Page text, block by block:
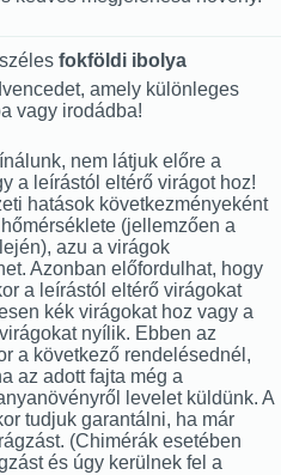
fokföldi ibolya
amely különleges
vagy irodádba!
nem látjuk előre a
a leírástól eltérő virágot hoz!
hatások következményeként
(jellemzően a
azu a virágok
Azonban előfordulhat, hogy
a leírástól eltérő virágokat
kék virágokat hoz vagy a
nyílik. Ebben az
a következő rendelésednél,
az adott fajta még a
levelet küldünk. A
tudjuk garantálni, ha már
(Chimérák esetében
és úgy kerülnek fel a